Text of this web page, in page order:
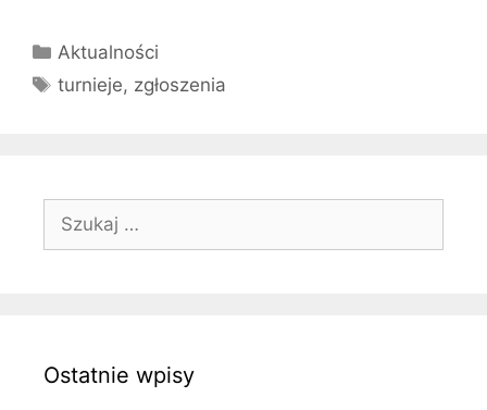
Kategorie
Aktualności
Tagi
turnieje, zgłoszenia
Ostatnie wpisy